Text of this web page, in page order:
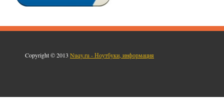
Copyright © 2013 Nuqy.ru - Ноутбуки, информация